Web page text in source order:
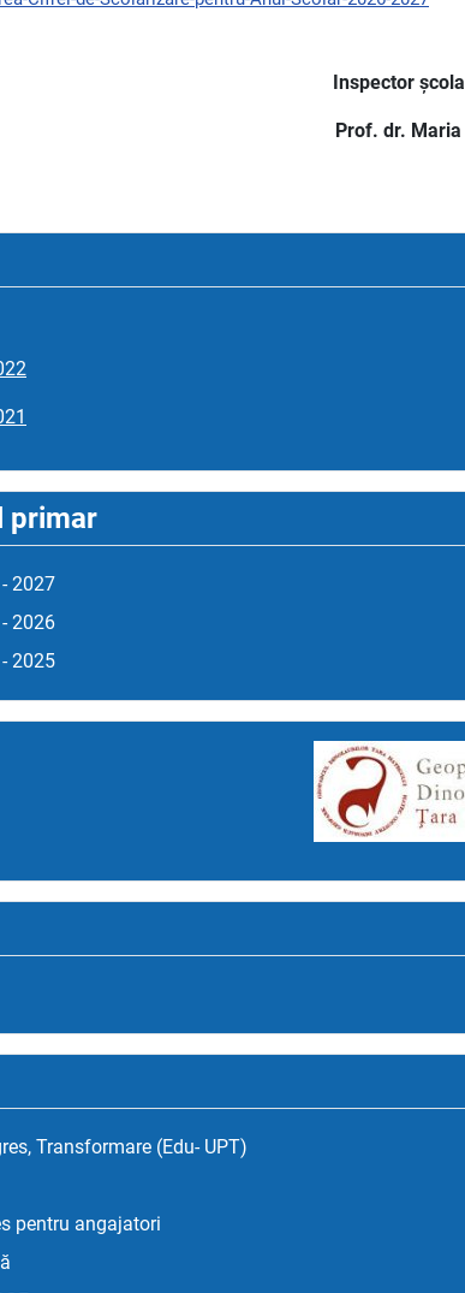
Inspector
Prof. dr.
primar
2027
2026
2025
Transformare (Edu- UPT)
pentru angajatori